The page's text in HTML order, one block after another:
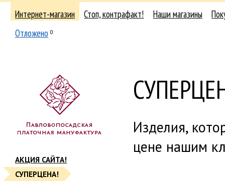
Интернет-магазин Стоп, контрафакт! Наши магазины
Отложено 0
АКЦИЯ САЙТА!
СУПЕРЦЕНА!
Изделия,
цене нашим